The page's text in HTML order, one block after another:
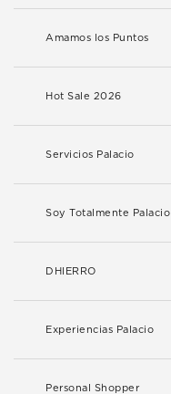
Amamos los Puntos
Hot Sale 2026
Servicios Palacio
Soy Totalmente Palacio
DHIERRO
Experiencias Palacio
Personal Shopper